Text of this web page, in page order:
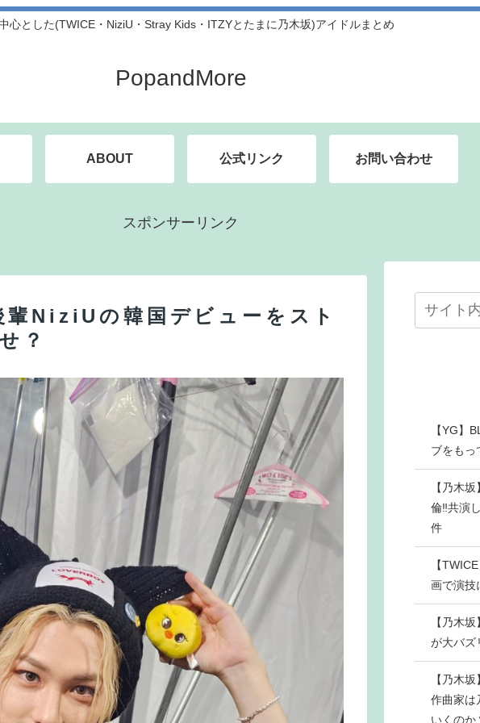
心とした(TWICE・NiziU・Stray Kids・ITZYとたまに乃木坂)アイドルまとめ
PopandMore
ABOUT 公式リンク お問い合わせ
スポンサーリンク
NiziUの韓国デビューをスト
？
【YG】
ブをもっ
【乃木
倫‼共演
件
【
画で演技
【乃木
が大バズ
【乃木
作曲家は
いくのか